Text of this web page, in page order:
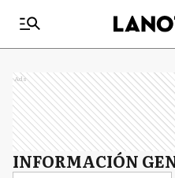
Ads
INFORMACIÓN